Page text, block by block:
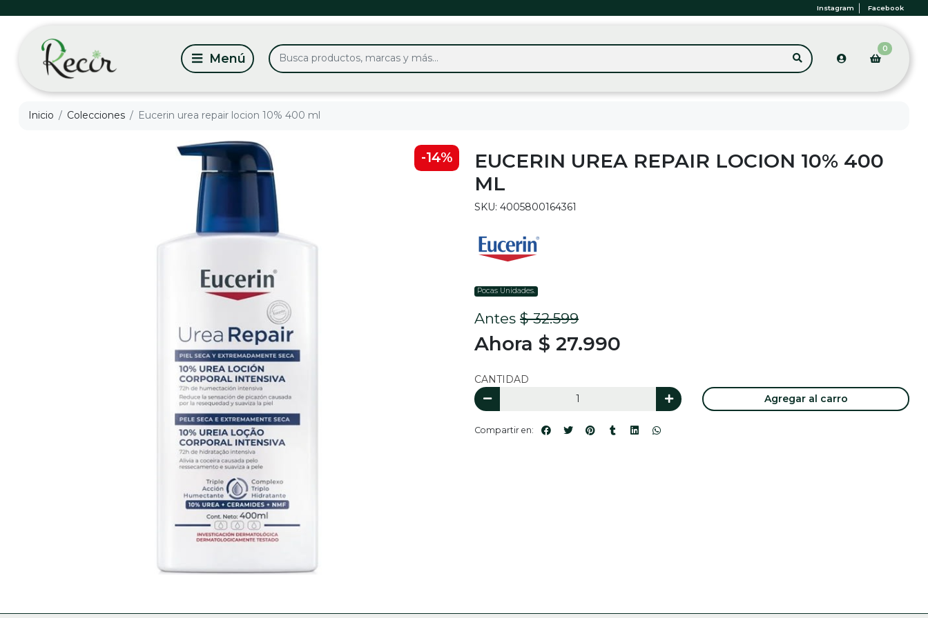
Instagram Facebook
0
Inicio Colecciones Eucerin urea repair locion 10% 400 ml
-14%
EUCERIN UREA REPAIR LOCION 10% 400
ML
SKU: 4005800164361
Pocas Unidades.
Antes $ 32.599
Ahora $ 27.990
CANTIDAD
Agregar al carro
Compartir en: